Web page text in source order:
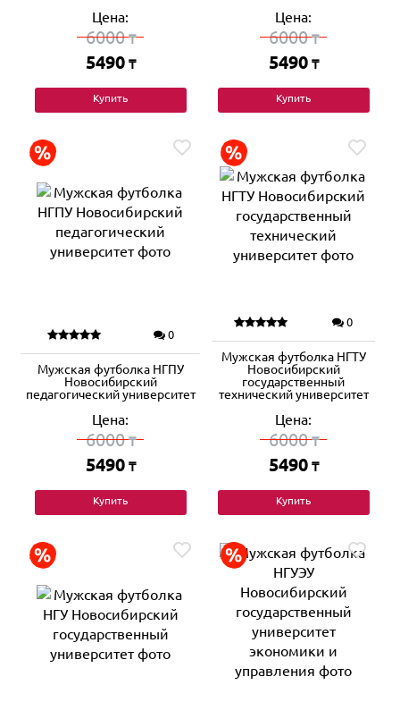
Цена:
6000₸
5490 ₸
Купить
Цена:
6000₸
5490 ₸
Купить
0
Мужская футболка НГПУ
Новосибирский
педагогический университет
Цена:
6000₸
5490 ₸
Купить
0
Мужская футболка НГТУ
Новосибирский
государственный
технический университет
Цена:
6000₸
5490 ₸
Купить